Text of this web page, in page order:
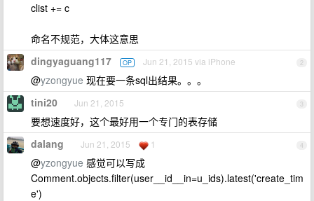
clist += c
命名不规范，大体这意思
2
dingyaguang117 OP Jun 21, 2015 via iPhone
@yzongyue 现在要一条sql出结果。。。
3
tini20 Jun 21, 2015
要想速度好，这个最好用一个专门的表存储
4
dalang Jun 21, 2015 1
@yzongyue 感觉可以写成
Comment.objects.filter(user__id__in=u_ids).latest('create_tim
e')